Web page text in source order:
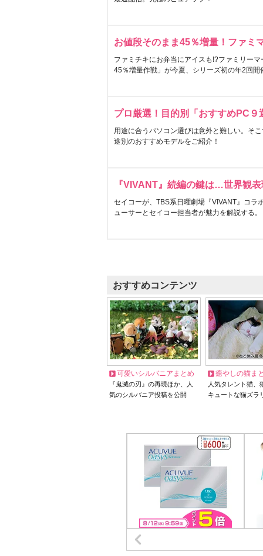
お値段そのまま45％増量！ファミ
ファミチキにお弁当にアイスも!?ファミリー
45％増量作戦」が今夏、シリーズ初の年2回開
プロ厳選！目的別「おすすめPC９
用途に合うパソコン選びは意外と難しい。そ
途別のおすすめモデルをご紹介！
『VIVANT』続編の鍵は…世界観
セイコーが、TBS系日曜劇場『VIVANT』コラ
ューサーとセイコー担当者が魅力を解説する。
おすすめコンテンツ
可愛いシルバニアまとめ
『鬼滅の刃』の再現ほか、人
気のシルバニア投稿を公開
癒やしの猫ま
人気タレント猫
キュートな猫ズラ